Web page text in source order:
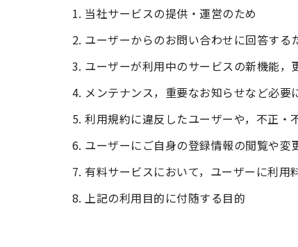
当社サービスの提供・運営のため
ユーザーからのお問い合わせに回答する
ユーザーが利用中のサービスの新機能
メンテナンス，重要なお知らせなど必要
利用規約に違反したユーザーや，不正
ユーザーにご自身の登録情報の閲覧や
有料サービスにおいて，ユーザーに利用
上記の利用目的に付随する目的